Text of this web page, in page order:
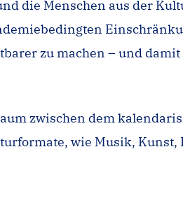
die Menschen aus der
zu machen – und
zwischen dem
wie Musik, Kunst,